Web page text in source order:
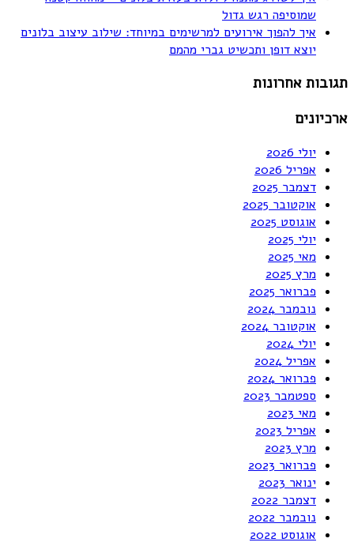
שמוסיפה רגש גדול
איך להפוך אירועים למרשימים במיוחד: שילוב עיצוב בלונים
יוצא דופן ותכשיט גברי מהמם
תגובות אחרונות
ארכיונים
יולי 2026
אפריל 2026
דצמבר 2025
אוקטובר 2025
אוגוסט 2025
יולי 2025
מאי 2025
מרץ 2025
פברואר 2025
נובמבר 2024
אוקטובר 2024
יולי 2024
אפריל 2024
פברואר 2024
ספטמבר 2023
מאי 2023
אפריל 2023
מרץ 2023
פברואר 2023
ינואר 2023
דצמבר 2022
נובמבר 2022
אוגוסט 2022